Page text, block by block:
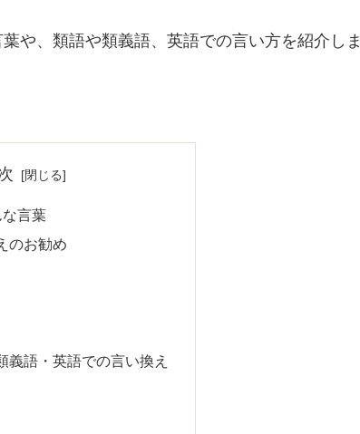
や、類語や類義語、英語での言い方を紹介しま
言葉
のお勧め
義語・英語での言い換え